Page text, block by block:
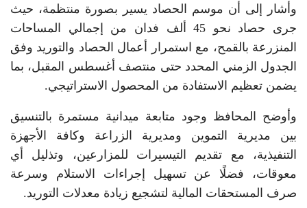
وأشار إلى أن موسم الحصاد يسير بصورة منتظمة، حيث
جرى حصاد نحو 45 ألف فدان من إجمالي المساحات
المنزرعة بالقمح، مع استمرار أعمال الحصاد والتوريد وفق
الجدول الزمني المحدد حتى منتصف أغسطس المقبل، بما
يضمن تعظيم الاستفادة من المحصول الاستراتيجي.
وأوضح المحافظ وجود متابعة ميدانية مستمرة بالتنسيق
بين مديرية التموين ومديرية الزراعة وكافة الأجهزة
التنفيذية، مع تقديم التيسيرات للمزارعين، وتذليل أي
معوقات، فضلًا عن تسهيل إجراءات الاستلام وسرعة
صرف المستحقات المالية لتشجيع زيادة معدلات التوريد.